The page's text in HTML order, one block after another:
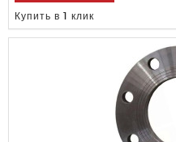
Купить в 1 клик